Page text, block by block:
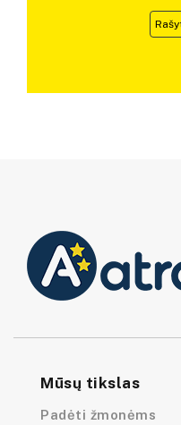
Mūsų tikslas
Padėti žmonėms